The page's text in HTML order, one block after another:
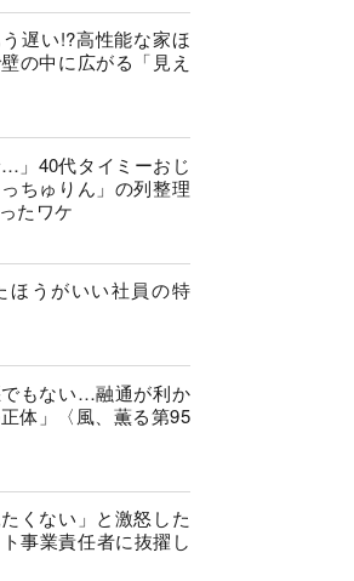
遅い!?高性能な家ほ
の中に広がる「見え
…」40代タイミーおじ
ちゅりん」の列整理
たワケ
ほうがいい社員の特
もない…融通が利か
体」〈風、薫る第95
くない」と激怒した
事業責任者に抜擢し